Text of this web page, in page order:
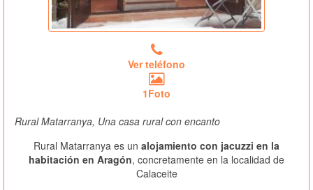
Ver teléfono
1Foto
Rural Matarranya, Una casa rural con encanto
Rural Matarranya es un alojamiento con jacuzzi en la
habitación en Aragón, concretamente en la localidad de
Calaceite